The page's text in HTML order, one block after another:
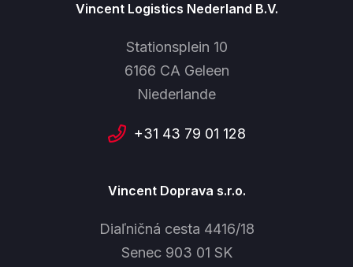
Vincent Logistics Nederland B.V.
Stationsplein 10
6166 CA Geleen
Niederlande
+31 43 79 01 128
Vincent Doprava s.r.o.
Diaľničná cesta 4416/18
Senec 903 01 SK